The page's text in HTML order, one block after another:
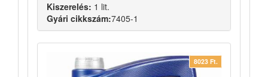
Kiszerelés: 1 lit.
Gyári cikkszám:7405-1
8023 Ft.